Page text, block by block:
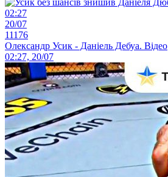
02:27
20/07
11176
Олександр Усик - Даніель Дебуа. Відео
02:27, 20/07